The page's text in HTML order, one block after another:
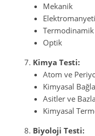
Mekanik
Termodinamik
Optik
Kimya Testi:
Atom ve
Kimyasal
Asitler ve
Kimyasal
Biyoloji Testi: